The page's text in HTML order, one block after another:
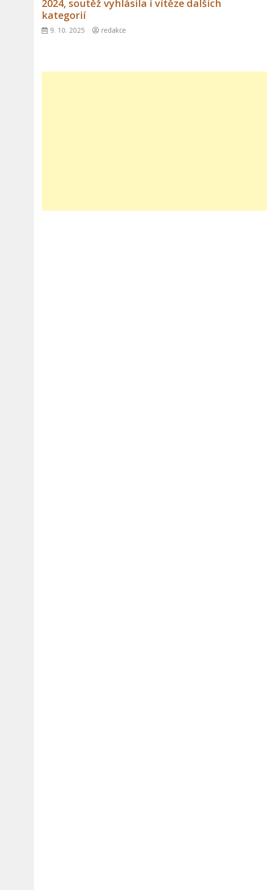
2024, soutěž vyhlásila i vítěze dalších
kategorií
9. 10. 2025 redakce